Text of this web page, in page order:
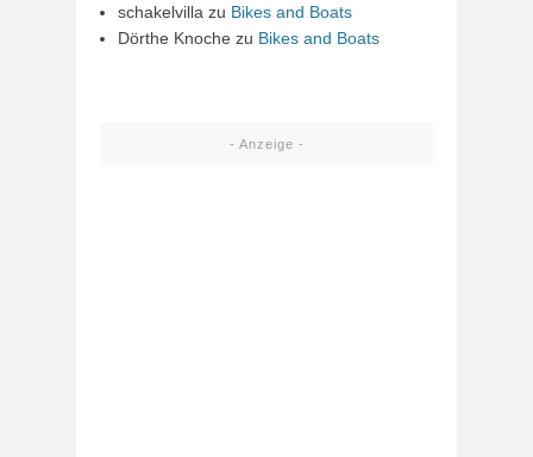
schakelvilla zu Bikes and Boats
Dörthe Knoche zu Bikes and Boats
- Anzeige -